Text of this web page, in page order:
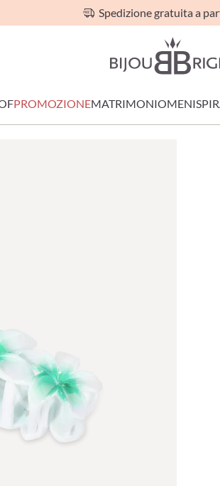
Spedizione gratuita a
PROMOZIONEMATRIMONIOMEN